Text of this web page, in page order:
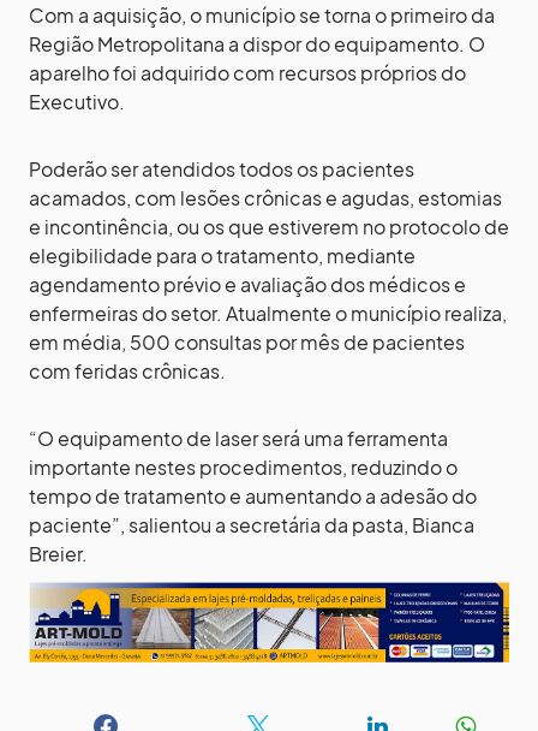
Com a aquisição, o município se torna o primeiro da
Região Metropolitana a dispor do equipamento. O
aparelho foi adquirido com recursos próprios do
Executivo.
Poderão ser atendidos todos os pacientes
acamados, com lesões crônicas e agudas, estomias
e incontinência, ou os que estiverem no protocolo de
elegibilidade para o tratamento, mediante
agendamento prévio e avaliação dos médicos e
enfermeiras do setor. Atualmente o município realiza,
em média, 500 consultas por mês de pacientes
com feridas crônicas.
“O equipamento de laser será uma ferramenta
importante nestes procedimentos, reduzindo o
tempo de tratamento e aumentando a adesão do
paciente”, salientou a secretária da pasta, Bianca
Breier.